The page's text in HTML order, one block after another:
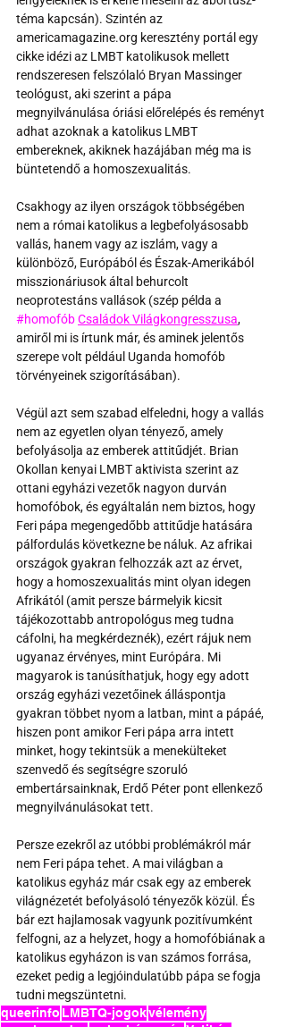
téma kapcsán). Szintén az
americamagazine.org keresztény portál egy
cikke idézi az LMBT katolikusok mellett
rendszeresen felszólaló Bryan Massinger
teológust, aki szerint a pápa
megnyilvánulása óriási előrelépés és reményt
adhat azoknak a katolikus LMBT
embereknek, akiknek hazájában még ma is
büntetendő a homoszexualitás.
Csakhogy az ilyen országok többségében
nem a római katolikus a legbefolyásosabb
vallás, hanem vagy az iszlám, vagy a
különböző, Európából és Észak-Amerikából
misszionáriusok által behurcolt
neoprotestáns vallások (szép példa a
#homofóbCsaládok Világkongresszusa,
amiről mi is írtunk már, és aminek jelentős
szerepe volt például Uganda homofób
törvényeinek szigorításában).
Végül azt sem szabad elfeledni, hogy a vallás
nem az egyetlen olyan tényező, amely
befolyásolja az emberek attitűdjét. Brian
Okollan kenyai LMBT aktivista szerint az
ottani egyházi vezetők nagyon durván
homofóbok, és egyáltalán nem biztos, hogy
Feri pápa megengedőbb attitűdje hatására
pálfordulás következne be náluk. Az afrikai
országok gyakran felhozzák azt az érvet,
hogy a homoszexualitás mint olyan idegen
Afrikától (amit persze bármelyik kicsit
tájékozottabb antropológus meg tudna
cáfolni, ha megkérdeznék), ezért rájuk nem
ugyanaz érvényes, mint Európára. Mi
magyarok is tanúsíthatjuk, hogy egy adott
ország egyházi vezetőinek álláspontja
gyakran többet nyom a latban, mint a pápáé,
hiszen pont amikor Feri pápa arra intett
minket, hogy tekintsük a menekülteket
szenvedő és segítségre szoruló
embertársainknak, Erdő Péter pont ellenkező
megnyilvánulásokat tett.
Persze ezekről az utóbbi problémákról már
nem Feri pápa tehet. A mai világban a
katolikus egyház már csak egy az emberek
világnézetét befolyásoló tényezők közül. És
bár ezt hajlamosak vagyunk pozitívumként
felfogni, az a helyzet, hogy a homofóbiának a
katolikus egyházon is van számos forrása,
ezeket pedig a legjóindulatúbb pápa se fogja
tudni megszüntetni.
queerinfo LMBTQ-jogokvélemény